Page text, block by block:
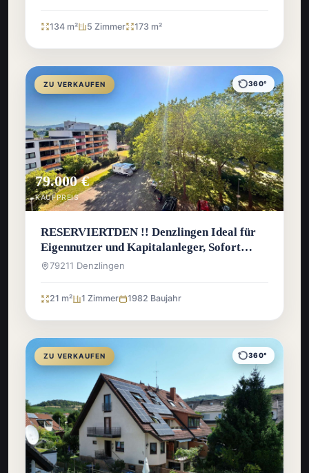
134 m² 5 Zimmer 173 m²
ZU VERKAUFEN 360°
79.000 €
KAUFPREIS
RESERVIERTDEN !! Denzlingen Ideal für
Eigennutzer und Kapitalanleger, Sofort
bezugsfreie 1-Zimmer-Wohnung
79211 Denzlingen
21 m² 1 Zimmer 1982 Baujahr
ZU VERKAUFEN 360°